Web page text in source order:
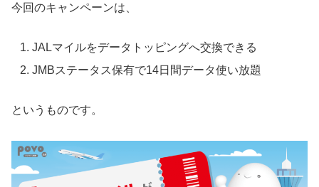
今回のキャンペーンは、
JALマイルをデータトッピングへ交換できる
JMBステータス保有で14日間データ使い放題
というものです。